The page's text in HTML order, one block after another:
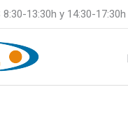
8:30-13:30h y 14:30-